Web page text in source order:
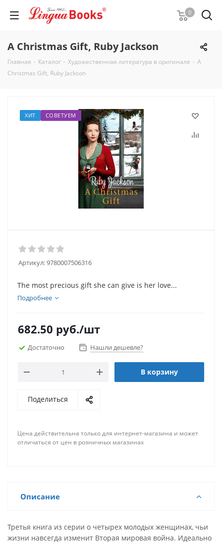
0
A Christmas Gift, Ruby Jackson
Главная - Каталог - Художественная литература в оригинале - A
Christmas Gift, Ruby Jackson
ХИТ СОВЕТУЕМ
Артикул:9780007506316
The most precious gift she can give is her love...
Подробнее
682.50 руб./шт
Достаточно Нашли дешевле?
В корзину
Поделиться
Цена действительна только для интернет-магазина и может
отличаться от цен в розничных магазинах
Описание
Третья книга из серии о четырех молодых женщинах, чьи
жизни навсегда изменит Вторая мировая война. Идеально